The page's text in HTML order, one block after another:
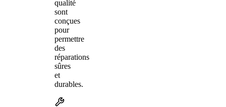
qualité
sont
conçues
pour
permettre
des
réparations
sûres
et
durables.